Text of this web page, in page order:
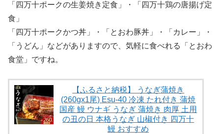
「四万十ポークの生姜焼き定食」・「四万十鶏の唐揚げ定
食」
「四万十ポークかつ丼」・「とおわ豚丼」・「カレー」・
「うどん」などがありますので、気軽に食べれる「とおわ
食堂」ですね。
【ふるさと納税】 うなぎ蒲焼き
(260gx1尾) Esu-40 冷凍 たれ付き 蒲焼
国産 鰻 ウナギ うなぎ 蒲焼き 肉厚 土用
の丑の日 本格うなぎ 山椒付き 四万十
鰻 おすすめ